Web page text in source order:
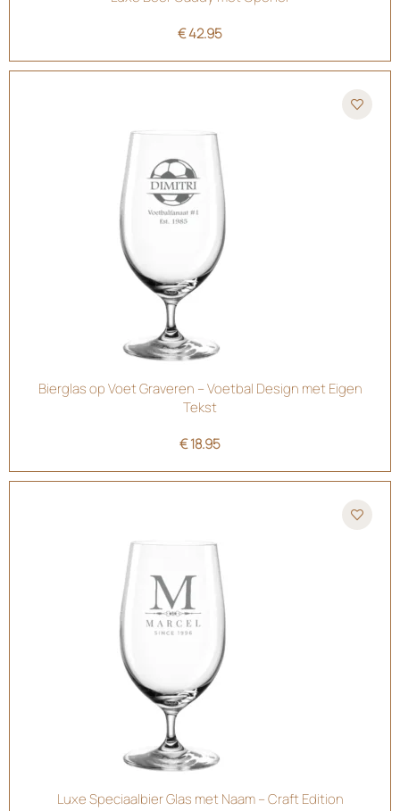
€42.95
Bierglas op Voet Graveren – Voetbal Design met Eigen
Tekst
€18.95
Luxe Speciaalbier Glas met Naam – Craft Edition